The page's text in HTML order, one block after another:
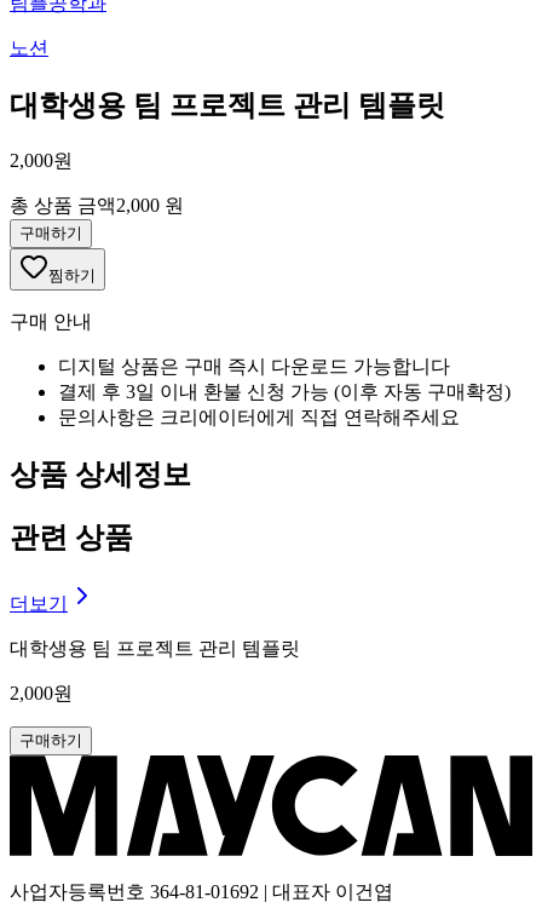
노션
대학생용 팀 프로젝트 관리 템플릿
2,000원
총 상품 금액2,000 원
구매하기
찜하기
구매 안내
디지털 상품은 구매 즉시 다운로드 가능합니다
결제 후 3일 이내 환불 신청 가능 (이후 자동 구매확정)
문의사항은 크리에이터에게 직접 연락해주세요
상품 상세정보
관련 상품
더보기
대학생용 팀 프로젝트 관리 템플릿
2,000원
구매하기
사업자등록번호 364-81-01692 | 대표자 이건엽